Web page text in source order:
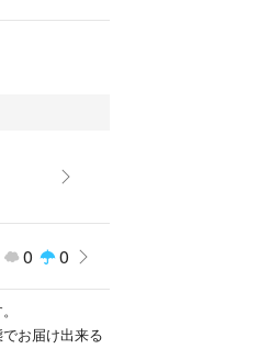
0 0
お届け出来る